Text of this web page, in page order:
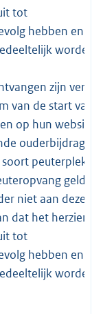
tot
hebben en
worden
zijn
van de start van
op hun website
ouderbijdragen
peuterplek,
niet aan deze
dat het herzien of
tot
hebben en
worden